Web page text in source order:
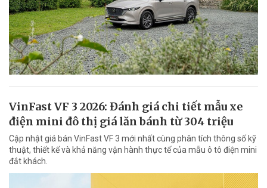
VinFast VF 3 2026: Đánh giá chi tiết mẫu xe
điện mini đô thị giá lăn bánh từ 304 triệu
Cập nhật giá bán VinFast VF 3 mới nhất cùng phân tích thông số kỹ
thuật, thiết kế và khả năng vận hành thực tế của mẫu ô tô điện mini
đắt khách.